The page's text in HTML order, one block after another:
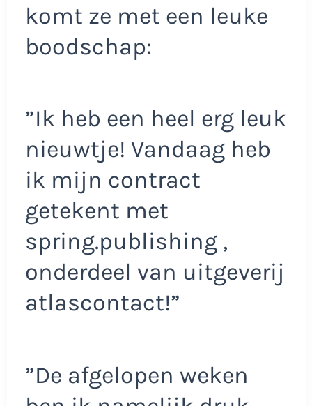
komt ze met een leuke
boodschap:
”Ik heb een heel erg leuk
nieuwtje! Vandaag heb
ik mijn contract
getekent met
spring.publishing ,
onderdeel van uitgeverij
atlascontact!”
”De afgelopen weken